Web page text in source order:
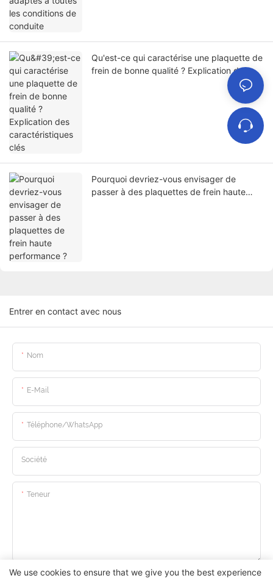
Qu'est-ce qui caractérise une plaquette de
frein de bonne qualité ? Explication des
Pourquoi devriez-vous envisager de
passer à des plaquettes de frein haute
Entrer en contact avec nous
Nom
E-Mail
Téléphone/WhatsApp
Société
Teneur
We use cookies to ensure that we give you the best experience